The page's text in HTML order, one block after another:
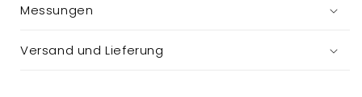
Messungen
Versand und Lieferung